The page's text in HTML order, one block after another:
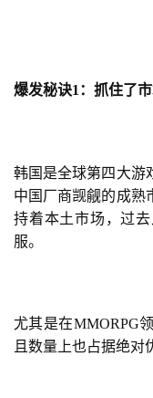
爆发秘诀1 ：抓住了
韩国是全球第四大游
中国厂商觊觎的成熟
持着本土市场，过
服。
尤其是在MMORPG
且数量上也占据绝对